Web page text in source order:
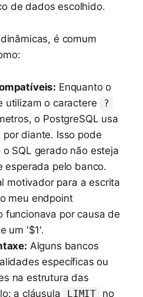
de dados escolhido.
é comum
Enquanto o
utilizam o caractere
?
o PostgreSQL usa
por diante. Isso pode
SQL gerado não esteja
esperada pelo banco.
motivador para a escrita
meu endpoint
funcionava por causa de
um '$1'.
Alguns bancos
específicas ou
na estrutura das
a cláusula
LIMIT
no